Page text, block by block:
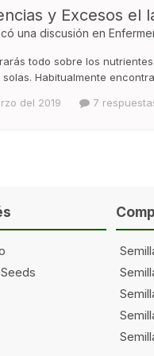
y Excesos el
una discusión en
todo sobre los
Habitualmente
del 2019
7